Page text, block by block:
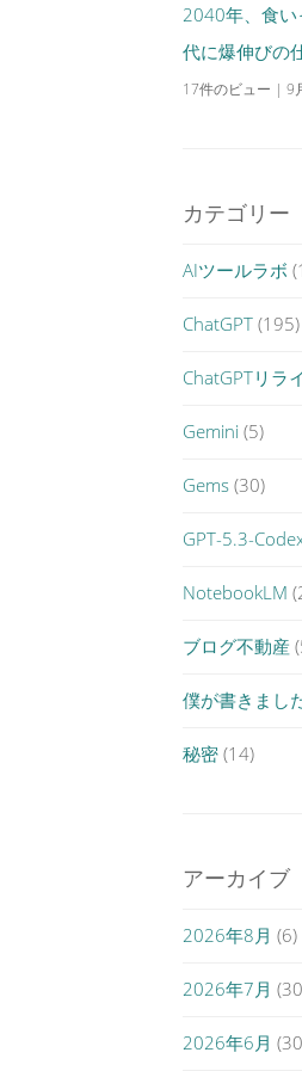
2040年、食い
代に爆伸びの
17件のビュー |9
カテゴリー
AIツールラボ
ChatGPT (195)
ChatGPTリラ
Gemini (5)
Gems (30)
GPT-5.3-
NotebookLM
ブログ不動産
僕が書きました
秘密 (14)
アーカイブ
2026年8月 (6)
2026年7月
2026年6月